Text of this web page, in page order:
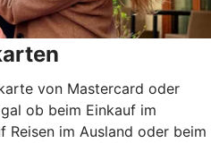
von Mastercard oder
ob beim Einkauf im
Reisen im Ausland oder beim